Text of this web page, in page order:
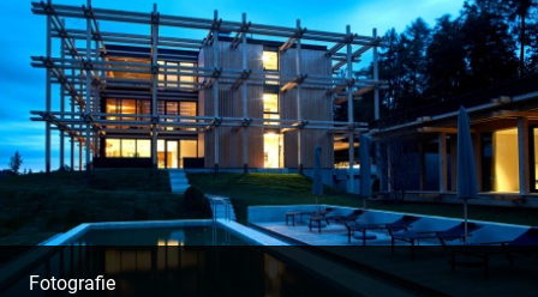
Kuhportraits
Fotografie